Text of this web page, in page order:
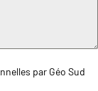
par Géo Sud